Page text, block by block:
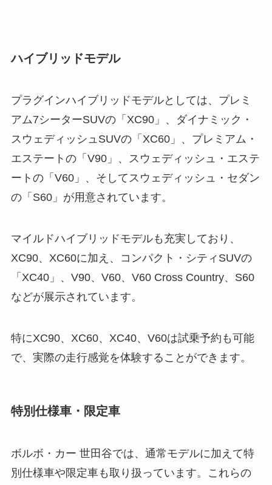
ハイブリッドモデル
プラグインハイブリッドモデルとしては、プレミ
アム7シーターSUVの「XC90」、ダイナミック・
スウェディッシュSUVの「XC60」、プレミアム・
エステートの「V90」、スウェディッシュ・エステ
ートの「V60」、そしてスウェディッシュ・セダン
の「S60」が用意されています。
マイルドハイブリッドモデルも充実しており、
XC90、XC60に加え、コンパクト・シティSUVの
「XC40」、V90、V60、V60 Cross Country、S60
などが展示されています。
特にXC90、XC60、XC40、V60は試乗予約も可能
で、実際の走行感覚を体験することができます。
特別仕様車・限定車
ボルボ・カー 世田谷では、通常モデルに加えて特
別仕様車や限定車も取り扱っています。これらの